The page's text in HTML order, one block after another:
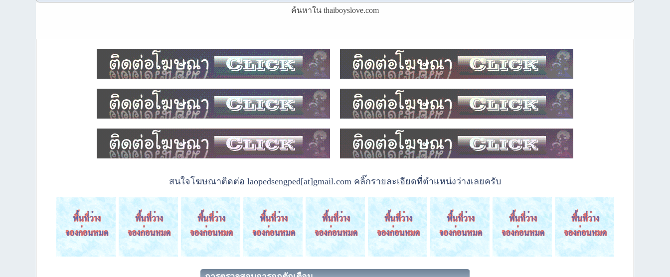
ค้นหาใน thaiboyslove.com
สนใจโฆษณาติดต่อ laopedsengped[at]gmail.com คลิ๊กรายละเอียดที่ตำแหน่งว่างเลยครับ